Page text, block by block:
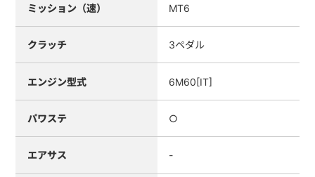
ミッション（速） MT6
クラッチ 3ペダル
エンジン型式 6M60[IT]
パワステ ○
エアサス -